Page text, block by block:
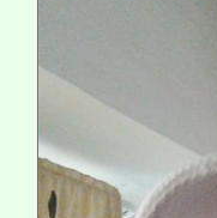
程，
心理
系所